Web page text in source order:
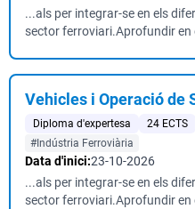
...als per integrar-se en els
sector ferroviari.Aprofundir en
Vehicles i Operació de
Diploma d'expertesa 24 ECTS
#Indústria Ferroviària
Data d'inici:23-10-2026
...als per integrar-se en els
sector ferroviari.Aprofundir en